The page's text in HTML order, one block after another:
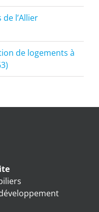
de l’Allier
de logements à